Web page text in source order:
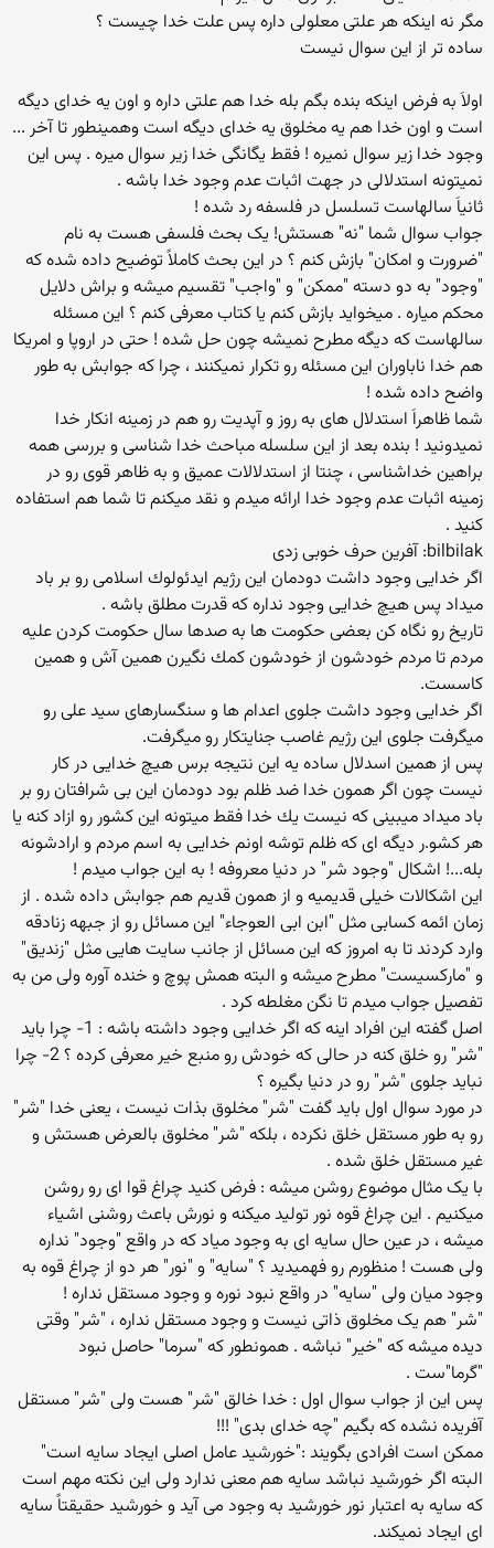
مگر نه اینكه هر علتی معلولی داره پس علت خدا چیست ؟
ساده تر از این سوال نیست
اولاَ به فرض اینكه بنده بگم بله خدا هم علتی داره و اون یه خدای دیگه
است و اون خدا هم یه مخلوق یه خدای دیگه است وهمینطور تا آخر ...
وجود خدا زیر سوال نمیره ! فقط یگانگی خدا زیر سوال میره . پس این
نمیتونه استدلالی در جهت اثبات عدم وجود خدا باشه .
ثانیاَ سالهاست تسلسل در فلسفه رد شده !
جواب سوال شما "نه" هستش! یک بحث فلسفی هست به نام
"ضرورت و امکان" بازش کنم ؟ در این بحث کاملاً توضیح داده شده که
"وجود" به دو دسته "ممکن" و "واجب" تقسیم میشه و براش دلایل
محکم میاره . میخواید بازش کنم یا کتاب معرفی کنم ؟ این مسئله
سالهاست که دیگه مطرح نمیشه چون حل شده ! حتی در اروپا و امریکا
هم خدا ناباوران این مسئله رو تكرار نمیكنند ، چرا كه جوابش به طور
واضح داده شده !
شما ظاهراَ استدلال های به روز و آپدیت رو هم در زمینه انكار خدا
نمیدونید ! بنده بعد از این سلسله مباحث خدا شناسی و بررسی همه
براهین خداشناسی ، چنتا از استدلالات عمیق و به ظاهر قوی رو در
زمینه اثبات عدم وجود خدا ارائه میدم و نقد میكنم تا شما هم استفاده
كنید .
bilbilak: آفرین حرف خوبی زدی
اگر خدایی وجود داشت دودمان این رژیم ایدئولوك اسلامی رو بر باد
میداد پس هیچ خدایی وجود نداره كه قدرت مطلق باشه .
تاریخ رو نگاه كن بعضی حكومت ها به صدها سال حكومت كردن علیه
مردم تا مردم خودشون از خودشون كمك نگیرن همین آش و همین
كاسست.
اگر خدایی وجود داشت جلوی اعدام ها و سنگسارهای سید علی رو
میگرفت جلوی این رژیم غاصب جنایتكار رو میگرفت.
پس از همین اسدلال ساده یه این نتیجه برس هیچ خدایی در كار
نیست چون اگر همون خدا ضد ظلم بود دودمان این بی شرافتان رو بر
باد میداد میبینی كه نیست یك خدا فقط میتونه این كشور رو ازاد كنه یا
هر كشو.ر دیگه ای كه ظلم توشه اونم خدایی به اسم مردم و ارادشونه
بله...! اشكال "وجود شر" در دنیا معروفه ! به این جواب میدم !
این اشكالات خیلی قدیمیه و از همون قدیم هم جوابش داده شده . از
زمان ائمه كسابی مثل "ابن ابی العوجاء" این مسائل رو از جبهه زنادقه
وارد کردند تا به امروز که این مسائل از جانب سایت هایی مثل "زندیق"
و "مارکسیست" مطرح میشه و البته همش پوچ و خنده آوره ولی من به
تفصیل جواب میدم تا نگن مغلطه کرد .
اصل گفته این افراد اینه که اگر خدایی وجود داشته باشه : 1- چرا باید
"شر" رو خلق کنه در حالی که خودش رو منبع خیر معرفی کرده ؟ 2- چرا
نباید جلوی "شر" رو در دنیا بگیره ؟
در مورد سوال اول باید گفت "شر" مخلوق بذات نیست ، یعنی خدا "شر"
رو به طور مستقل خلق نکرده ، بلکه "شر" مخلوق بالعرض هستش و
غیر مستقل خلق شده .
با یک مثال موضوع روشن میشه : فرض کنید چراغ قوا ای رو روشن
میکنیم . این چراغ قوه نور تولید میکنه و نورش باعث روشنی اشیاء
میشه ، در عین حال سایه ای به وجود میاد که در واقع "وجود" نداره
ولی هست ! منظورم رو فهمیدید ؟ "سایه" و "نور" هر دو از چراغ قوه به
وجود میان ولی "سایه" در واقع نبود نوره و وجود مستقل نداره !
"شر" هم یک مخلوق ذاتی نیست و وجود مستقل نداره ، "شر" وقتی
دیده میشه که "خیر" نباشه . همونطور که "سرما" حاصل نبود
"گرما"ست .
پس این از جواب سوال اول : خدا خالق "شر" هست ولی "شر" مستقل
آفریده نشده که بگیم "چه خدای بدی" !!!
ممکن است افرادی بگویند :"خورشید عامل اصلی ایجاد سایه است"
البته اگر خورشید نباشد سایه هم معنی ندارد ولی این نکته مهم است
که سایه به اعتبار نور خورشید به وجود می آید و خورشید حقیقتاً سایه
ای ایجاد نمیکند.